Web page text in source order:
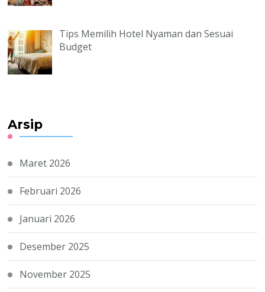
Tips Memilih Hotel Nyaman dan Sesuai
Budget
Arsip
Maret 2026
Februari 2026
Januari 2026
Desember 2025
November 2025